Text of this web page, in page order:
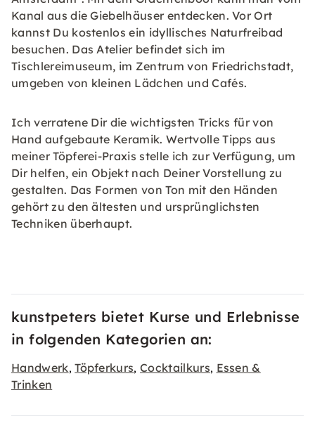
Kanal aus die Giebelhäuser entdecken. Vor Ort
kannst Du kostenlos ein idyllisches Naturfreibad
besuchen. Das Atelier befindet sich im
Tischlereimuseum, im Zentrum von Friedrichstadt,
umgeben von kleinen Lädchen und Cafés.
Ich verratene Dir die wichtigsten Tricks für von
Hand aufgebaute Keramik. Wertvolle Tipps aus
meiner Töpferei-Praxis stelle ich zur Verfügung, um
Dir helfen, ein Objekt nach Deiner Vorstellung zu
gestalten. Das Formen von Ton mit den Händen
gehört zu den ältesten und ursprünglichsten
Techniken überhaupt.
kunstpeters bietet Kurse und Erlebnisse
in folgenden Kategorien an:
Handwerk,Töpferkurs,Cocktailkurs, Essen &
Trinken